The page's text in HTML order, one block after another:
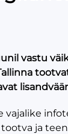
vastu
vajalike
ja